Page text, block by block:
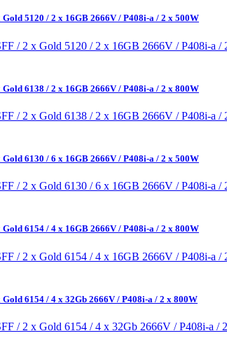
5120 / 2 x 16GB 2666V / P408i-a / 2 x 500W
6138 / 2 x 16GB 2666V / P408i-a / 2 x 800W
6130 / 6 x 16GB 2666V / P408i-a / 2 x 500W
6154 / 4 x 16GB 2666V / P408i-a / 2 x 800W
6154 / 4 x 32Gb 2666V / P408i-a / 2 x 800W